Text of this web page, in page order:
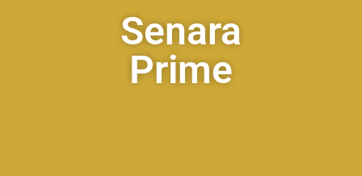
Senara
Prime